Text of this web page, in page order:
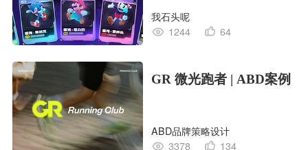
我石头呢
1244
64
GR 微光跑者 | ABD案例
ABD品牌策略设计
3378
134